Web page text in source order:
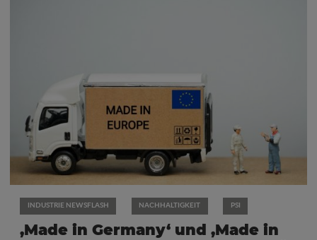
INDUSTRIE NEWSFLASH NACHHALTIGKEIT PSI
‚Made in Germany‘ und ‚Made in